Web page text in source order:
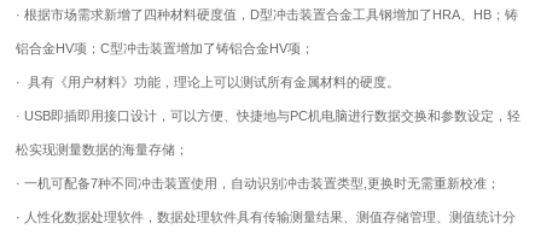
· 根据市场需求新增了四种材料硬度值，D型冲击装置合金工具钢增加了HRA、HB；铸
铝合金HV项；C型冲击装置增加了铸铝合金HV项；
· 具有《用户材料》功能，理论上可以测试所有金属材料的硬度。
· USB即插即用接口设计，可以方便、快捷地与PC机电脑进行数据交换和参数设定，轻
松实现测量数据的海量存储；
· 一机可配备7种不同冲击装置使用，自动识别冲击装置类型,更换时无需重新校准；
· 人性化数据处理软件，数据处理软件具有传输测量结果、测值存储管理、测值统计分